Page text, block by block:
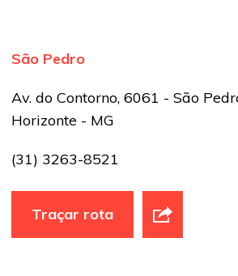
São Pedro
Av. do Contorno, 6061 - São
Horizonte - MG
(31) 3263-8521
Traçar rota